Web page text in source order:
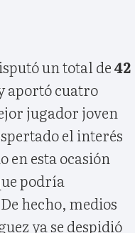
un total de42
aportó cuatro
jugador joven
el interés
en esta ocasión
podría
hecho, medios
ya se despidió